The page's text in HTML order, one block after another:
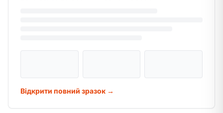
Відкрити повний зразок →